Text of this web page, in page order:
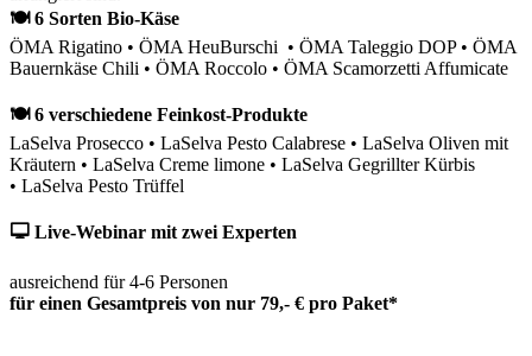
🍽 6 Sorten Bio-Käse
ÖMA Rigatino • ÖMA HeuBurschi • ÖMA Taleggio DOP • ÖMA
Bauernkäse Chili • ÖMA Roccolo • ÖMA Scamorzetti Affumicate
🍽 6 verschiedene Feinkost-Produkte
LaSelva Prosecco • LaSelva Pesto Calabrese • LaSelva Oliven mit
Kräutern • LaSelva Creme limone • LaSelva Gegrillter Kürbis
• LaSelva Pesto Trüffel
🖵 Live-Webinar mit zwei Experten
ausreichend für 4-6 Personen
für einen Gesamtpreis von nur 79,- € pro Paket*